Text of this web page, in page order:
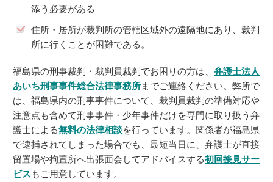
添う必要がある
住所・居所が裁判所の管轄区域外の遠隔地にあり、裁判
所に行くことが困難である。
福島県の刑事裁判・裁判員裁判でお困りの方は、弁護士法人
あいち刑事事件総合法律事務所までご連絡ください。弊所で
は、福島県内の刑事事件について、裁判員裁判の準備対応や
注意点も含めて刑事事件・少年事件だけを専門に取り扱う弁
護士による無料の法律相談を行っています。関係者が福島県
で逮捕されてしまった場合でも、最短当日に、弁護士が直接
留置場や拘置所へ出張面会してアドバイスする初回接見サー
ビス もご用意しています。